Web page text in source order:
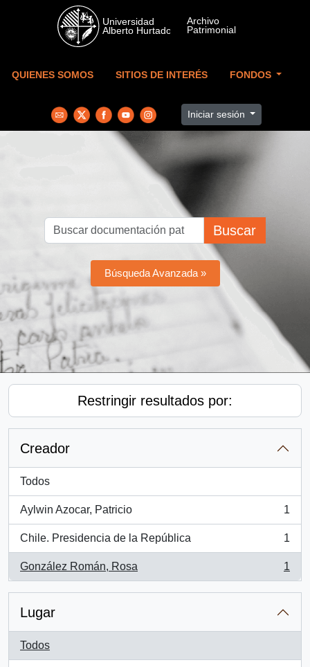
Skip to main content
QUIENES SOMOS SITIOS DE INTERÉS FONDOS
Iniciar sesión
Buscar
Búsqueda Avanzada »
Restringir resultados por:
Creador
Todos
Aylwin Azocar, Patricio
, 1 resultados
1
Chile. Presidencia de la República
, 1 resultados
1
González Román, Rosa
, 1 resultados
1
Lugar
Todos